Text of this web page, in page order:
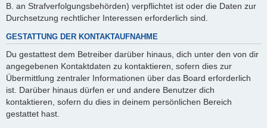
B. an Strafverfolgungsbehörden) verpflichtet ist oder die Daten zur
Durchsetzung rechtlicher Interessen erforderlich sind.
GESTATTUNG DER KONTAKTAUFNAHME
Du gestattest dem Betreiber darüber hinaus, dich unter den von dir
angegebenen Kontaktdaten zu kontaktieren, sofern dies zur
Übermittlung zentraler Informationen über das Board erforderlich
ist. Darüber hinaus dürfen er und andere Benutzer dich
kontaktieren, sofern du dies in deinem persönlichen Bereich
gestattet hast.